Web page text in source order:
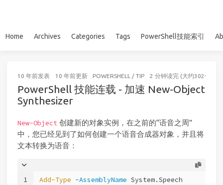
Home Archives Categories Tags PowerShell技能索引
10 年前发表 10 年前更新 POWERSHELL / TIP 2 分钟读完 (大约302个字)
PowerShell 技能连载 - 加速 New-Object
Synthesizer
New-Object 创建新的对象实例，在之前的“语音之周”
中，您已经见到了如何创建一个语音合成器对象，并且将
文本转换为语音：
1
Add-Type -AssemblyName System.Speech